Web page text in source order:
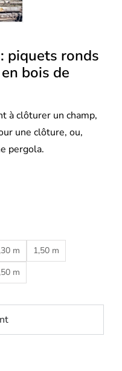
piquets ronds
bois de
à clôturer un champ,
une clôture, ou,
pergola.
m
1,50 m
m